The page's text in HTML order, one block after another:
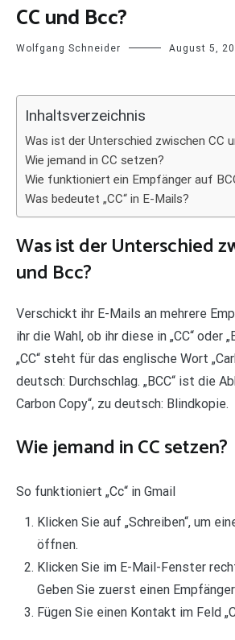
CC und Bcc?
Wolfgang Schneider August 5,
Inhaltsverzeichnis
Was ist der Unterschied zwischen CC
Wie jemand in CC setzen?
Wie funktioniert ein Empfänger auf
Was bedeutet „CC“ in E-Mails?
Was ist der Unterschied
und Bcc?
Verschickt ihr E-Mails an mehrere
ihr die Wahl, ob ihr diese in „CC“ oder
„CC“ steht für das englische Wort
deutsch: Durchschlag. „BCC“ ist die
Carbon Copy“, zu deutsch: Blindkopie.
Wie jemand in CC setzen?
So funktioniert „Cc“ in Gmail
Klicken Sie auf „Schreiben“, um
öffnen.
Klicken Sie im E-Mail-Fenster
Geben Sie zuerst einen Empfänger
Fügen Sie einen Kontakt im Feld